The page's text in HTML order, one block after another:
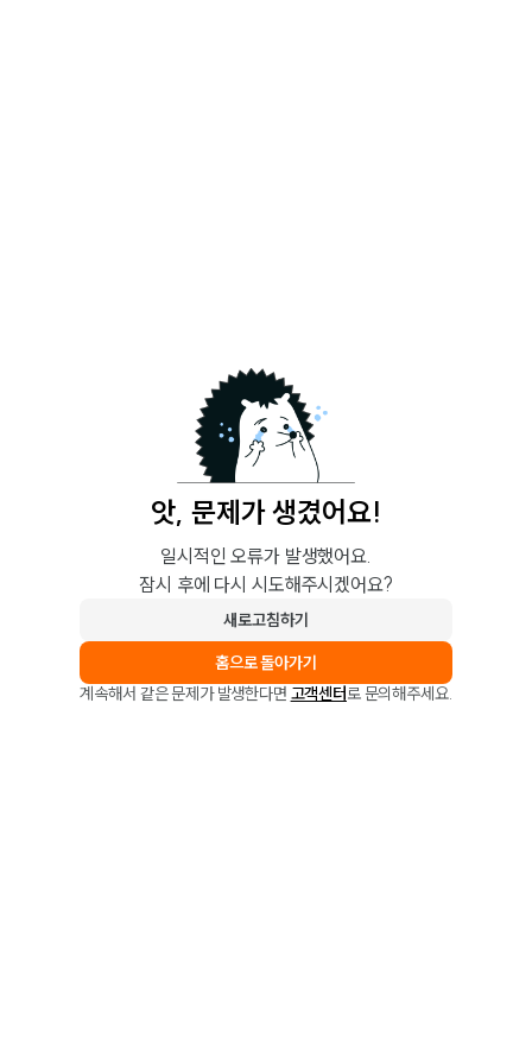
앗, 문제가 생겼어요!
일시적인 오류가 발생했어요.
잠시 후에 다시 시도해주시겠어요?
새로고침하기
홈으로 돌아가기
계속해서 같은 문제가 발생한다면 고객센터로 문의해주세요.